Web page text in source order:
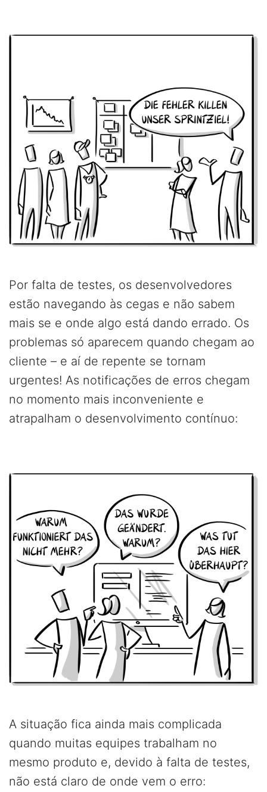
Por falta de testes, os desenvolvedores
estão navegando às cegas e não sabem
mais se e onde algo está dando errado. Os
problemas só aparecem quando chegam ao
cliente – e aí de repente se tornam
urgentes! As notificações de erros chegam
no momento mais inconveniente e
atrapalham o desenvolvimento contínuo:
A situação fica ainda mais complicada
quando muitas equipes trabalham no
mesmo produto e, devido à falta de testes,
não está claro de onde vem o erro: